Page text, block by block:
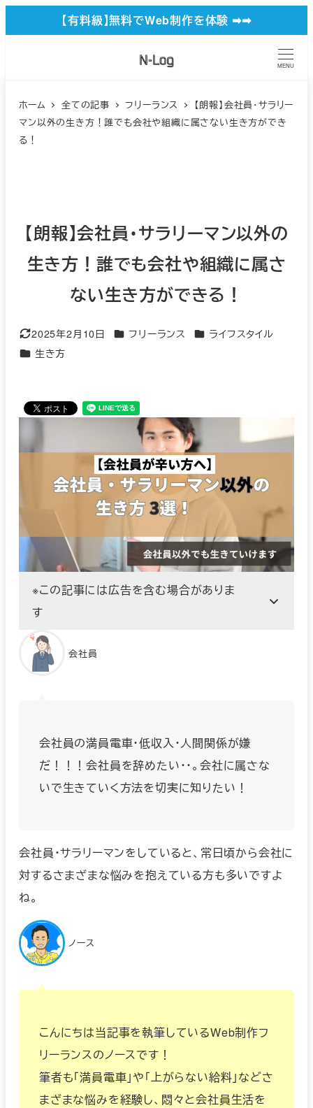
イ
【有料級】無料でWeb制作を体験 ➡︎➡︎
MENU
ホーム 全ての記事 フリーランス
【朗報】会社員・サラリー
マン以外の生き方！誰でも会社や組織に属さない生き方ができ
る！
【朗報】会社員・サラリーマン以外の
生き方！誰でも会社や組織に属さ
ない生き方ができる！
更新日
2025年2月10日 カテゴリー
フリーランス カテゴリー
ライフスタイル
カテゴリー
生き方
※この記事には広告を含む場合がありま
す
会社員
会社員の満員電車・低収入・人間関係が嫌
だ！！！会社員を辞めたい・・。会社に属さな
いで生きていく方法を切実に知りたい！
会社員・サラリーマンをしていると、常日頃から会社に
対するさまざまな悩みを抱えている方も多いですよ
ね。
ノース
こんにちは当記事を執筆しているWeb制作フ
リーランスのノースです！
筆者も「満員電車」や「上がらない給料」などさ
まざまな悩みを経験し、悶々と会社員生活を